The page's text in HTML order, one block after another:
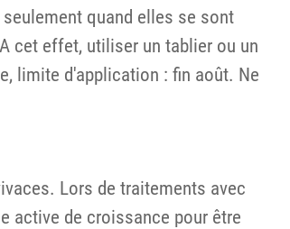
quand elles se sont
cet effet, utiliser un tablier ou un
limite d'application : fin août. Ne
Lors de traitements avec
active de croissance pour être